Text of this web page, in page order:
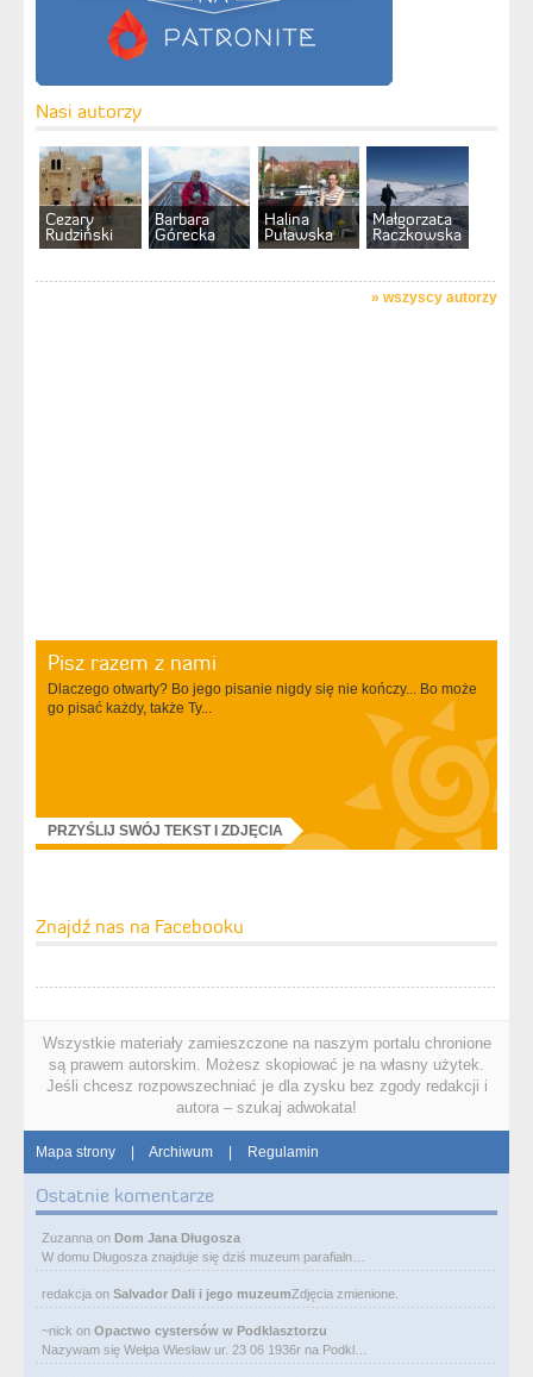
Nasi autorzy
Cezary
Rudziński
Barbara
Górecka
Halina
Puławska
Małgorzata
Raczkowska
» wszyscy autorzy
Pisz razem z nami
Dlaczego otwarty? Bo jego pisanie nigdy się nie kończy... Bo może
go pisać każdy, także Ty...
PRZYŚLIJ SWÓJ TEKST I ZDJĘCIA
Znajdź nas na Facebooku
Wszystkie materiały zamieszczone na naszym portalu chronione
są prawem autorskim. Możesz skopiować je na własny użytek.
Jeśli chcesz rozpowszechniać je dla zysku bez zgody redakcji i
autora – szukaj adwokata!
Mapa strony | Archiwum | Regulamin
Ostatnie komentarze
Zuzanna on Dom Jana Długosza
W domu Długosza znajduje się dziś muzeum parafialn…
redakcja on Salvador Dali i jego muzeumZdjęcia zmienione.
~nick on Opactwo cystersów w Podklasztorzu
Nazywam się Wełpa Wiesław ur. 23 06 1936r na Podkl…